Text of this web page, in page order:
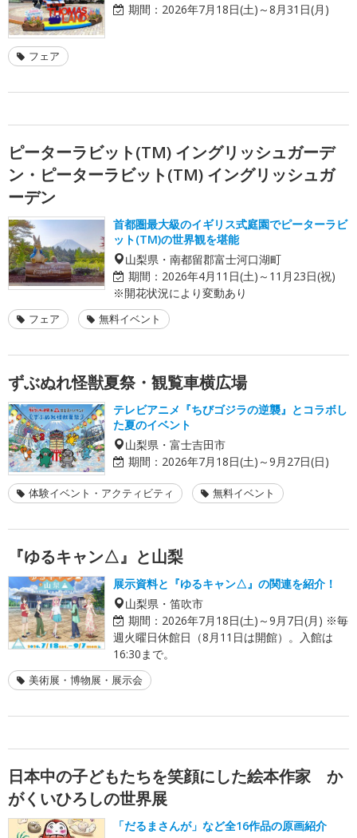
期間： 2026年7月18日(土)～8月31日(月)
フェア
ピーターラビット(TM) イングリッシュガーデ
ン・ピーターラビット(TM) イングリッシュガ
ーデン
首都圏最大級のイギリス式庭園でピーターラビ
ット(TM)の世界観を堪能
山梨県・南都留郡富士河口湖町
期間： 2026年4月11日(土)～11月23日(祝)
※開花状況により変動あり
フェア 無料イベント
ずぶぬれ怪獣夏祭・観覧車横広場
テレビアニメ『ちびゴジラの逆襲』とコラボし
た夏のイベント
山梨県・富士吉田市
期間： 2026年7月18日(土)～9月27日(日)
体験イベント・アクティビティ 無料イベント
『ゆるキャン△』と山梨
展示資料と『ゆるキャン△』の関連を紹介！
山梨県・笛吹市
期間： 2026年7月18日(土)～9月7日(月) ※毎
週火曜日休館日（8月11日は開館）。入館は
16:30まで。
美術展・博物展・展示会
日本中の子どもたちを笑顔にした絵本作家 か
がくいひろしの世界展
「だるまさんが」など全16作品の原画紹介